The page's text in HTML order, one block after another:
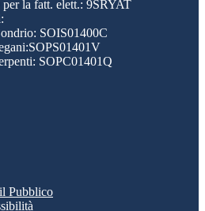
la fatt. elett.: 9SRYAT
SOIS01400C
SOPC01401Q
Pubblico